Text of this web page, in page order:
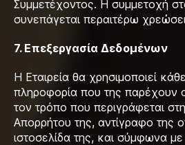
Συμμετέχοντος. Η συμμετοχή
συνεπάγεται περαιτέρω
7. Επεξεργασία Δεδομένων
Η Εταιρεία θα χρησιμοποιεί
πληροφορία που της παρέχουν
τον τρόπο που περιγράφεται
Απορρήτου της, αντίγραφο της
ιστοσελίδα της, και σύμφωνα